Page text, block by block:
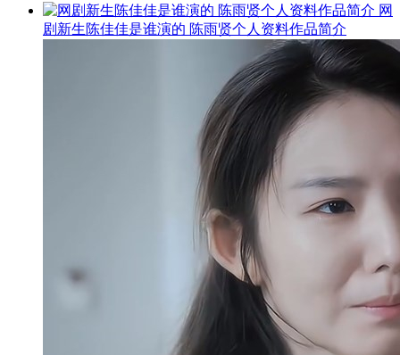
网
剧新生陈佳佳是谁演的 陈雨贤个人资料作品简介